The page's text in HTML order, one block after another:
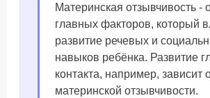
Материнская отзывчивость -
главных факторов, который
развитие речевых и
навыков ребёнка. Развитие
контакта, например, зависит
материнской отзывчивости.